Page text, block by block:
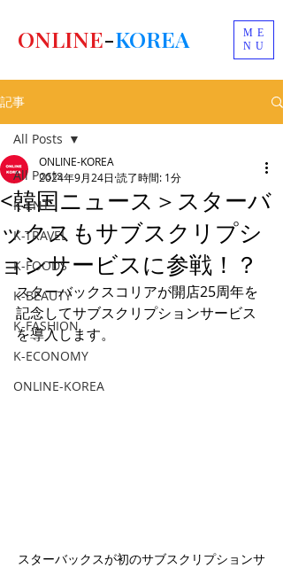
ME
NU
ONLINE-KOREA
記事
All Posts
K-ENT
K-TRAVEL
K-FOODS
K-BEAUTY
K-FASHION
K-ECONOMY
ONLINE-KOREA
All Posts
<韓国ニュース＞スターバ
ックスもサブスクリプシ
ョンサービスに参戦！？
ONLINE-KOREA
2024年9月24日 読了時間: 1分
スターバックスコリアが開店25周年を
記念してサブスクリプションサービス
を導入します。
スターバックスが初のサブスクリプションサ